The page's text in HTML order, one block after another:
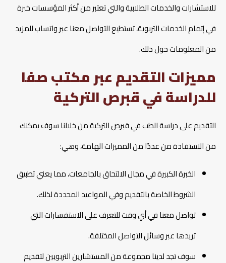
للاستشارات والخدمات الطلابية والتي تعتبر من أكثر المؤسسات خبرة
في إتمام الخدمات التربوية، تستطيع التواصل معنا عبر واتساب للمزيد
من المعلومات حول ذلك.
مميزات التقديم عبر مكتب صفا
للدراسة في قبرص التركية
التقديم على دراسة الطب في قبرص التركية من خلالنا سوف يمكنك
من الاستفادة من عددًا من المميزات الهامة، وهي:
الخبرة الكبيرة في مجال الالتحاق بالجامعات، مما يعني تطبيق
الشروط الخاصة بالتقديم وفي المواعيد المحددة لذلك.
تواصل معنا في أي وقت للتعرف على الاستفسارات التي
تريدها عبر وسائل التواصل المختلفة.
سوف تجد لدينا مجموعة من المستشارين التربويين لتقديم